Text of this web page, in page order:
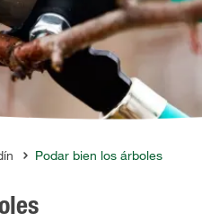
Podar bien los árboles